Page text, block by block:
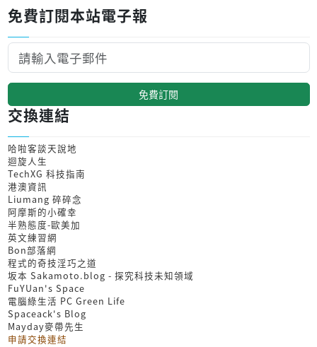
免費訂閱本站電子報
免費訂閱
交換連結
哈啦客談天說地
迴旋人生
TechXG 科技指南
港澳資訊
Liumang 碎碎念
阿摩斯的小確幸
半熟態度-歐美加
英文練習網
Bon部落網
程式的奇技淫巧之道
坂本 Sakamoto.blog - 探究科技未知領域
FuYUan's Space
電腦綠生活 PC Green Life
Spaceack's Blog
Mayday麥帶先生
申請交換連結